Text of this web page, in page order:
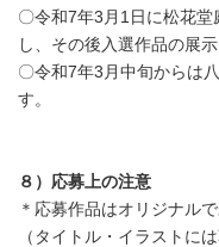
〇令和7年3月1日に松花
し、その後入選作品の展示
〇令和7年3月中旬からは
す。
８）応募上の注意
＊応募作品はオリジナル
（タイトル・イラストに